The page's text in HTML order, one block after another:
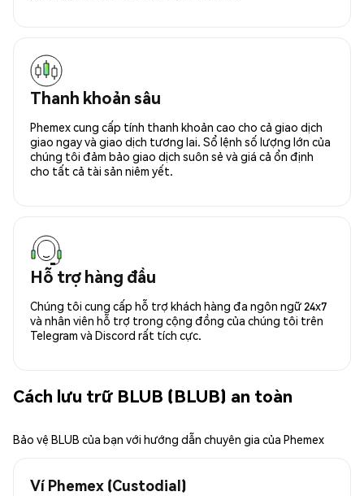
Thanh khoản sâu
Phemex cung cấp tính thanh khoản cao cho cả giao dịch
giao ngay và giao dịch tương lai. Sổ lệnh số lượng lớn của
chúng tôi đảm bảo giao dịch suôn sẻ và giá cả ổn định
cho tất cả tài sản niêm yết.
Hỗ trợ hàng đầu
Chúng tôi cung cấp hỗ trợ khách hàng đa ngôn ngữ 24x7
và nhân viên hỗ trợ trong cộng đồng của chúng tôi trên
Telegram và Discord rất tích cực.
Cách lưu trữ BLUB (BLUB) an toàn
Bảo vệ BLUB của bạn với hướng dẫn chuyên gia của Phemex
Ví Phemex (Custodial)